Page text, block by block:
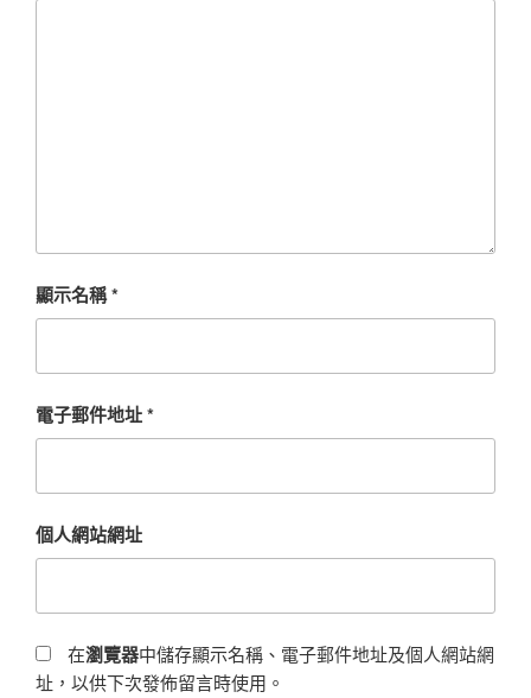
顯示名稱*
電子郵件地址*
個人網站網址
在瀏覽器中儲存顯示名稱、電子郵件地址及個人網站網
址，以供下次發佈留言時使用。